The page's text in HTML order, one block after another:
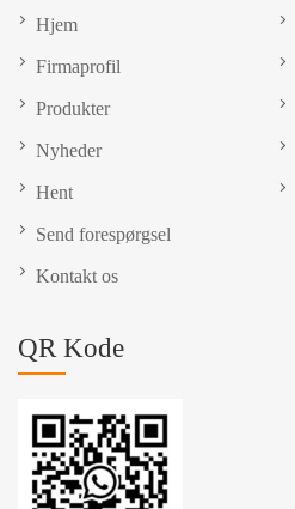
Hjem
Firmaprofil
Produkter
Nyheder
Hent
Send forespørgsel
Kontakt os
QR Kode